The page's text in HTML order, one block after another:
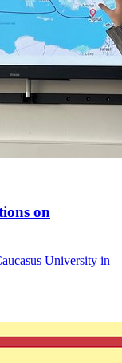
on
University in